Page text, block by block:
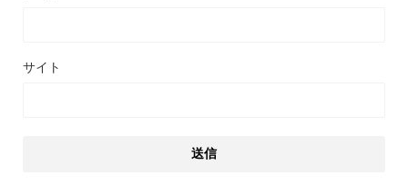
サイト